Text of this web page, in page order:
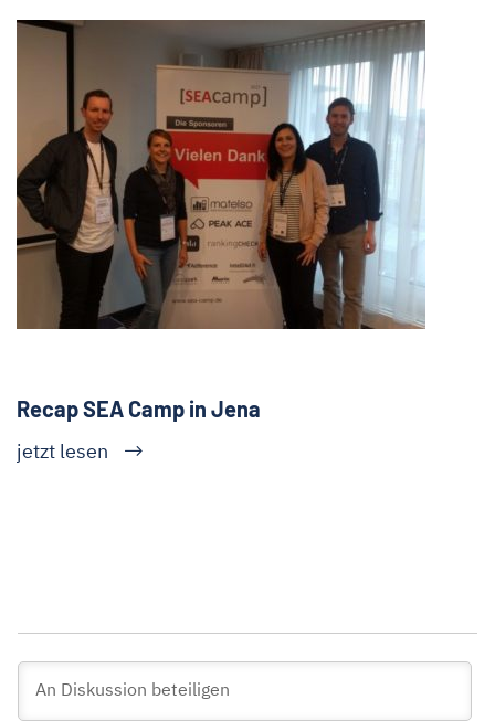
Recap SEA Camp in Jena
jetzt lesen